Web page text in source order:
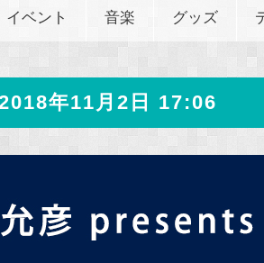
イベント 音楽 グッズ
年11月2日 17:06